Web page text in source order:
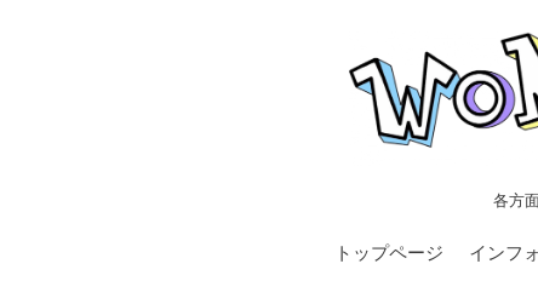
各方
トップページ インフ